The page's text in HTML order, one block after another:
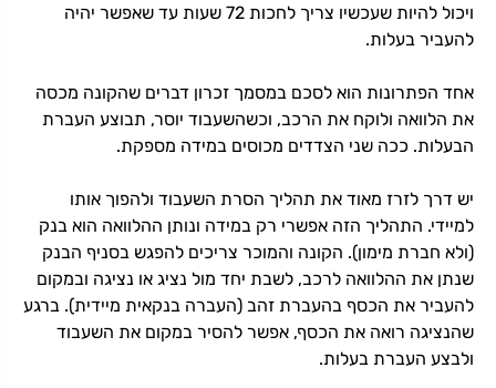
ויכול להיות שעכשיו צריך לחכות 72 שעות עד שאפשר יהיה
להעביר בעלות.
אחד הפתרונות הוא לסכם במסמך זכרון דברים שהקונה מכסה
את הלוואה ולוקח את הרכב, וכשהשעבוד יוסר, תבוצע העברת
הבעלות. ככה שני הצדדים מכוסים במידה מספקת.
יש דרך לזרז מאוד את תהליך הסרת השעבוד ולהפוך אותו
למיידי. התהליך הזה אפשרי רק במידה ונותן ההלוואה הוא בנק
(ולא חברת מימון). הקונה והמוכר צריכים להפגש בסניף הבנק
שנתן את ההלוואה לרכב, לשבת יחד מול נציג או נציגה ובמקום
להעביר את הכסף בהעברת זהב (העברה בנקאית מיידית). ברגע
שהנציגה רואה את הכסף, אפשר להסיר במקום את השעבוד
ולבצע העברת בעלות.